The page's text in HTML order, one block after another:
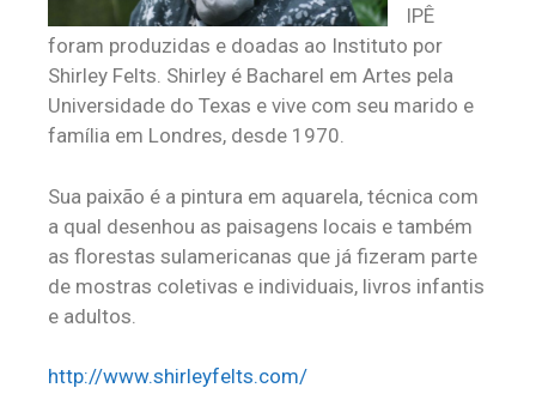
IPÊ
foram produzidas e doadas ao Instituto por
Shirley Felts. Shirley é Bacharel em Artes pela
Universidade do Texas e vive com seu marido e
família em Londres, desde 1970.
Sua paixão é a pintura em aquarela, técnica com
a qual desenhou as paisagens locais e também
as florestas sulamericanas que já fizeram parte
de mostras coletivas e individuais, livros infantis
e adultos.
http://www.shirleyfelts.com/